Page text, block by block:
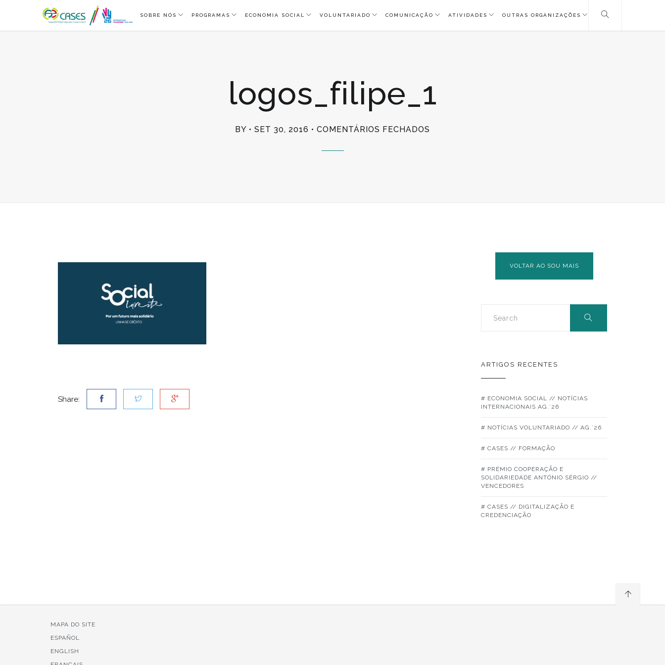
SOBRE NÓS PROGRAMAS ECONOMIA SOCIAL VOLUNTARIADO COMUNICAÇÃO ATIVIDADES OUTRAS ORGANIZAÇÕES
logos_filipe_1
BY SET 30, 2016 COMENTÁRIOS FECHADOS
Share:
VOLTAR AO SOU MAIS
ARTIGOS RECENTES
# ECONOMIA SOCIAL // NOTÍCIAS
INTERNACIONAIS AG.´26
# NOTÍCIAS VOLUNTARIADO // AG.´26
# CASES // FORMAÇÃO
# PRÉMIO COOPERAÇÃO E
SOLIDARIEDADE ANTÓNIO SÉRGIO //
VENCEDORES
# CASES // DIGITALIZAÇÃO E
CREDENCIAÇÃO
MAPA DO SITE
ESPAÑOL
ENGLISH